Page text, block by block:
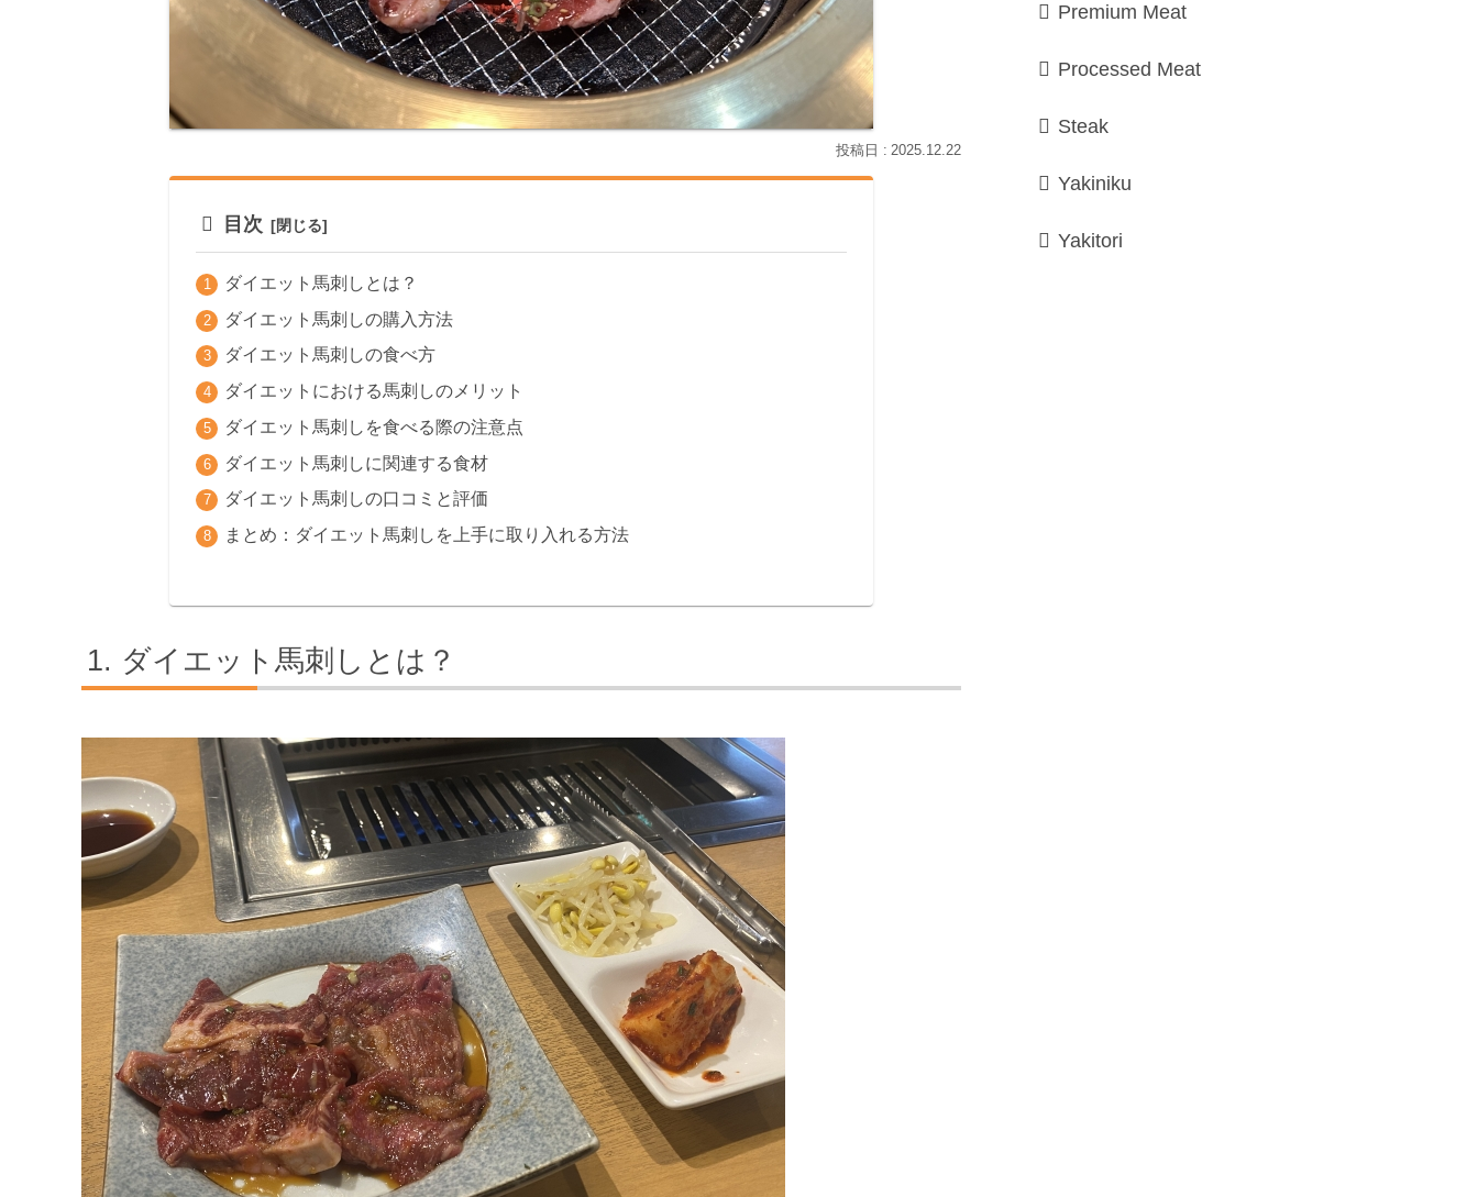
2025.12.22
目次
ダイエット馬刺しとは？
ダイエット馬刺しの購入方法
ダイエット馬刺しの食べ方
ダイエットにおける馬刺しのメリット
ダイエット馬刺しを食べる際の注意点
ダイエット馬刺しに関連する食材
ダイエット馬刺しの口コミと評価
まとめ：ダイエット馬刺しを上手に取り入れる方法
ダイエット馬刺しとは？
Premium Meat
Processed Meat
Steak
Yakiniku
Yakitori